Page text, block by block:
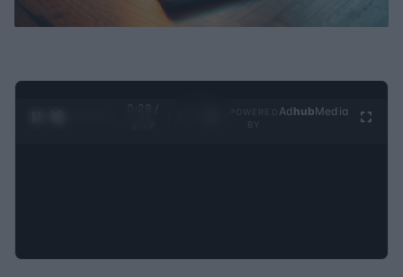
0:29 /
Ad hubMedia